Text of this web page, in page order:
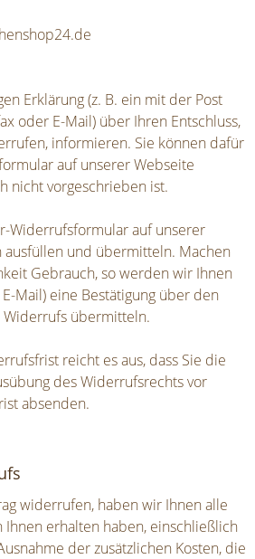
Erklärung (z. B. ein mit der Post
oder E-Mail) über Ihren Entschluss,
informieren. Sie können dafür
auf unserer Webseite
nicht vorgeschrieben ist.
Widerrufsformular auf unserer
und übermitteln. Machen
Gebrauch, so werden wir Ihnen
Mail) eine Bestätigung über den
Widerrufs übermitteln.
reicht es aus, dass Sie die
des Widerrufsrechts vor
absenden.
widerrufen, haben wir Ihnen alle
Ihnen erhalten haben, einschließlich
der zusätzlichen Kosten, die